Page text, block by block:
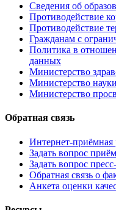
Сведения об
Противодействие
Противодействие
Гражданам с
Политика в
данных
Министерство
Министерство
Министерство
Обратная связь
Интернет-приёмная
Задать вопрос
Задать вопрос
Обратная связь о
Анкета оценки